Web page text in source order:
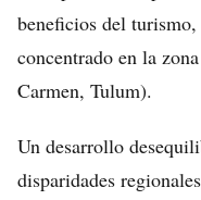
beneficios del
concentrado en la
Carmen, Tulum).
Un desarrollo
disparidades